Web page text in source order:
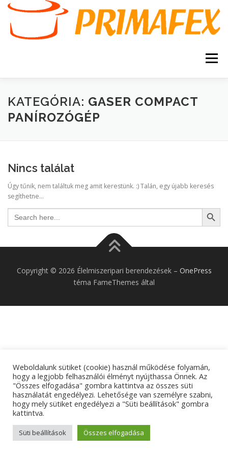
Tovább
tartalomhoz
Menü
KEZDŐOLDAL KAPCSOLAT TERMÉKEK
VÁSÁRLÁSI FELTÉTELEK
KATEGÓRIA: GASER COMPACT
PANÍROZÓGÉP
Nincs találat
Úgy tűnik, nem találtuk meg amit kerestünk. :) Talán, egy újabb keresés
segíthetne...
Search
for:
Search Button
Copyright © 2026 Élelmiszeripari berendezések – OnePress
téma FameThemes által
Weboldalunk sütiket (cookie) használ működése folyamán,
hogy a legjobb felhasználói élményt nyújthassa Önnek. Az
"Összes elfogadása" gombra kattintva az összes süti
használatát engedélyezi. Lehetősége van személyre szabni,
hogy mely sütiket engedélyezi a "Süti beállítások" gombra
kattintva.
Süti beállítások Összes elfogadása